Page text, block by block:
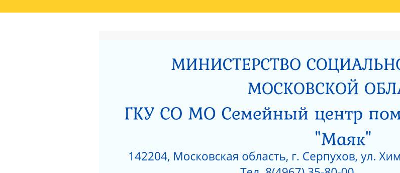
РОДИТЕЛЯМ О ПОЗИТИВНОМ МЫШЛЕНИИ РОДИТЕЛЯМ О ПОЗИТИВНОМ МЫШЛЕНИИ
АКТ ПРОВЕРКИ СЕРПУХОВСКОЙ ГОРОДСКОЙ ПРОКУРАТУРЫ САНИТАРНО —
ПОЛОЖЕНИЕ О ПОПЕЧИТЕЛЬСКОМ СОВЕТЕ ПРИ ГКУСО МО «СЕРПУХОВСКИЙ ГОРОДСКОЙ СОЦИАЛЬНО-
ЗИМНИЕ ЗАБАВЫ ЧТО НУЖНО ЗНАТЬ О КОРРУПЦИИ ЛИЦЕНЗИЯ НА ОСУЩЕСТВЛЕНИЕ
КАК ЗАЩИТИТЬ РЕБЕНКА ОТ ПАДЕНИЯ ИЗ ОКНА? КАК ЗАЩИТИТЬ РЕБЕНКА ОТ ПАДЕНИЯ ИЗ ОКНА?
ЧТО НУЖНО ЗНАТЬ О КОРРУПЦИИ?
НЕЗАВИСИМАЯ ОЦЕНКА КАЧЕСТВА РАБОТЫ УЧРЕЖДЕНИЙ СОЦИАЛЬНОГО ОБСЛУЖИВАНИЯ,
ДОРОЖНАЯ КАРТА «ПО УЛУЧШЕНИЮ ОКАЗАНИЯ СОЦИАЛЬНЫХ УСЛУГ ПО РЕЗУЛЬТАТАМ НЕЗАВИСИМОЙ
«СЕРПУХОВСКИЙ ГОРОДСКОЙ СОЦИАЛЬНО-РЕАБИЛИТАЦИОННЫЙ ЦЕНТР ДЛЯ НЕСОВЕРШЕННОЛЕТНИХ»